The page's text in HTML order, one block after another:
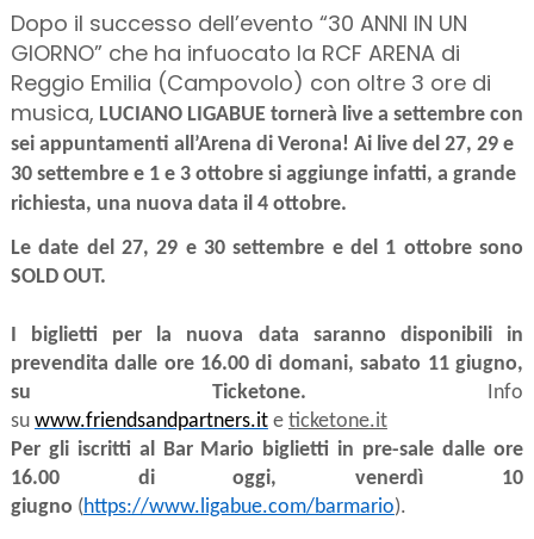
Dopo il successo dell’evento “30 ANNI IN UN
GIORNO” che ha infuocato la RCF ARENA di
Reggio Emilia (Campovolo) con oltre 3 ore di
musica, LUCIANO LIGABUE tornerà live a settembre con
sei appuntamenti all’Arena di Verona! Ai live del 27, 29 e
30 settembre e 1 e 3 ottobre si aggiunge infatti, a grande
richiesta, una nuova data il 4 ottobre.
Le date del 27, 29 e 30 settembre e del 1 ottobre sono
SOLD OUT.
I biglietti per la nuova data saranno disponibili in
prevendita dalle ore 16.00 di domani, sabato 11 giugno,
su Ticketone. Info
su www.friendsandpartners.ite ticketone.it
Per gli iscritti al Bar Mario biglietti in pre-sale dalle ore
16.00 di oggi, venerdì 10
giugno (https://www.ligabue.com/barmario).